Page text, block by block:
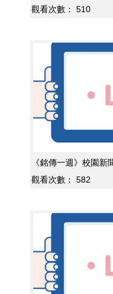
觀看次數：
510
《銘傳一週》校園
觀看次數：
582